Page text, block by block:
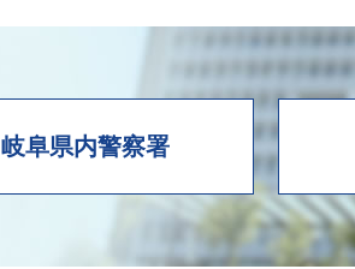
岐阜県内警察署